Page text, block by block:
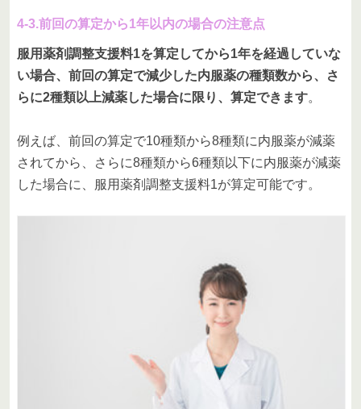
4-3.前回の算定から1年以内の場合の注意点
服用薬剤調整支援料1を算定してから1年を経過していな
い場合、前回の算定で減少した内服薬の種類数から、さ
らに2種類以上減薬した場合に限り、算定できます。
例えば、前回の算定で10種類から8種類に内服薬が減薬
されてから、さらに8種類から6種類以下に内服薬が減薬
した場合に、服用薬剤調整支援料1が算定可能です。